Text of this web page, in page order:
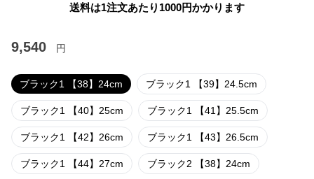
送料は1注文あたり 1000円かかります
9,540 円
ブラック1 【38】24cm ブラック1 【39】24.5cm
ブラック1 【40】25cm ブラック1 【41】25.5cm
ブラック1 【42】26cm ブラック1 【43】26.5cm
ブラック1 【44】27cm ブラック2 【38】24cm